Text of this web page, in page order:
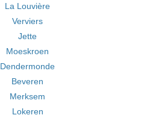
La Louvière
Verviers
Jette
Moeskroen
Dendermonde
Beveren
Merksem
Lokeren